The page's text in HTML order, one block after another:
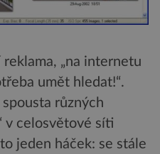
„na internetu
umět hledat!“.
různých
v celosvětové síti
jeden háček: se stále